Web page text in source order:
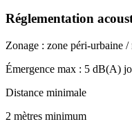
Réglementation
Zonage : zone péri-urbaine /
Émergence max : 5 dB(A)
Distance minimale
2 mètres minimum